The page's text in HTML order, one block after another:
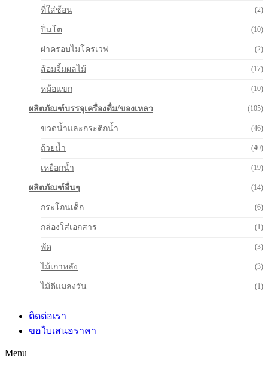
ที่ใส่ช้อน (2)
ปิ่นโต (10)
ฝาครอบไมโครเวฟ (2)
ส้อมจิ้มผลไม้ (17)
หม้อแขก (10)
ผลิตภัณฑ์บรรจุเครื่องดื่ม/ของเหลว (105)
ขวดน้ำและกระติกน้ำ (46)
ถ้วยน้ำ (40)
เหยือกน้ำ (19)
ผลิตภัณฑ์อื่นๆ (14)
กระโถนเด็ก (6)
กล่องใส่เอกสาร (1)
พัด (3)
ไม้เกาหลัง (3)
ไม้ตีแมลงวัน (1)
ติดต่อเรา
ขอใบเสนอราคา
Menu